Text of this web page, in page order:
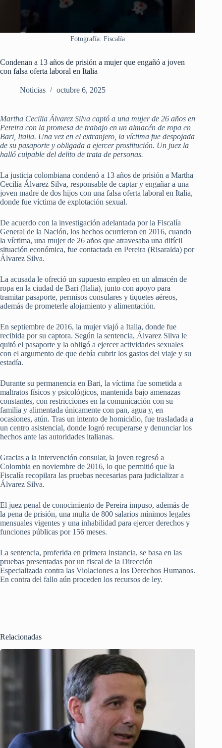
Fotografía: Fiscalía
Condenan a 13 años de prisión a mujer que engañó a joven
con falsa oferta laboral en Italia
Noticias octubre 6, 2025
Martha Cecilia Álvarez Silva captó a una mujer de 26 años en
Pereira con la promesa de trabajo en un almacén de ropa en
Bari, Italia. Una vez en el extranjero, la víctima fue despojada
de su pasaporte y obligada a ejercer prostitución. Un juez la
halló culpable del delito de trata de personas.
La justicia colombiana condenó a 13 años de prisión a Martha
Cecilia Álvarez Silva, responsable de captar y engañar a una
joven madre de dos hijos con una falsa oferta laboral en Italia,
donde fue víctima de explotación sexual.
De acuerdo con la investigación adelantada por la Fiscalía
General de la Nación, los hechos ocurrieron en 2016, cuando
la víctima, una mujer de 26 años que atravesaba una difícil
situación económica, fue contactada en Pereira (Risaralda) por
Álvarez Silva.
La acusada le ofreció un supuesto empleo en un almacén de
ropa en la ciudad de Bari (Italia), junto con apoyo para
tramitar pasaporte, permisos consulares y tiquetes aéreos,
además de prometerle alojamiento y alimentación.
En septiembre de 2016, la mujer viajó a Italia, donde fue
recibida por su captora. Según la sentencia, Álvarez Silva le
quitó el pasaporte y la obligó a ejercer actividades sexuales
con el argumento de que debía cubrir los gastos del viaje y su
estadía.
Durante su permanencia en Bari, la víctima fue sometida a
maltratos físicos y psicológicos, mantenida bajo amenazas
constantes, con restricciones en la comunicación con su
familia y alimentada únicamente con pan, agua y, en
ocasiones, atún. Tras un intento de homicidio, fue trasladada a
un centro asistencial, donde logró recuperarse y denunciar los
hechos ante las autoridades italianas.
Gracias a la intervención consular, la joven regresó a
Colombia en noviembre de 2016, lo que permitió que la
Fiscalía recopilara las pruebas necesarias para judicializar a
Álvarez Silva.
El juez penal de conocimiento de Pereira impuso, además de
la pena de prisión, una multa de 800 salarios mínimos legales
mensuales vigentes y una inhabilidad para ejercer derechos y
funciones públicas por 156 meses.
La sentencia, proferida en primera instancia, se basa en las
pruebas presentadas por un fiscal de la Dirección
Especializada contra las Violaciones a los Derechos Humanos.
En contra del fallo aún proceden los recursos de ley.
Relacionadas